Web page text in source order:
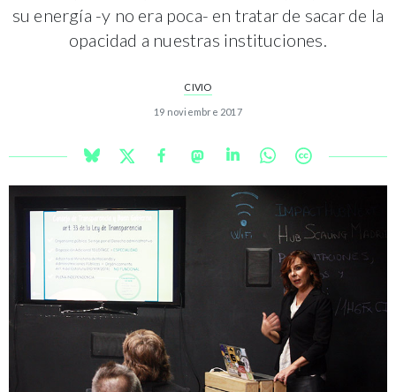
su energía -y no era poca- en tratar de sacar de la
opacidad a nuestras instituciones.
CIVIO
19 noviembre 2017